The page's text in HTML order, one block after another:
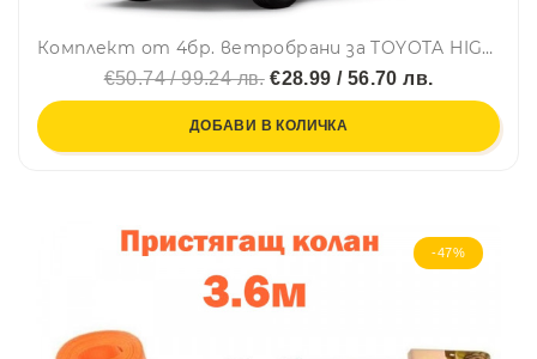
Комплект от 4бр. ветробрани за TOYOTA HIGHLANDER IV 5D 2020 г.+
€50.74 / 99.24 лв.€28.99 / 56.70 лв.
ДОБАВИ В КОЛИЧКА
-47%